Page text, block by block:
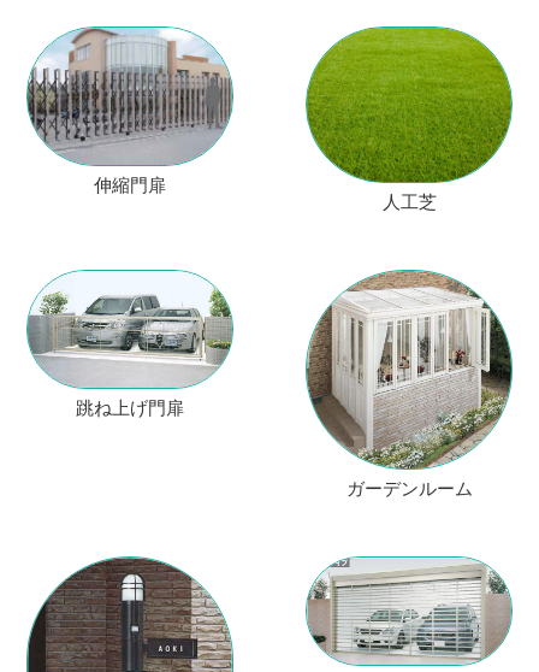
伸縮門扉
人工芝
跳ね上げ門扉
ガーデンルーム